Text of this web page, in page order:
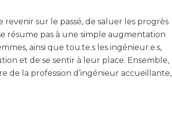
revenir sur le passé, de saluer les progrès
résume pas à une simple augmentation
ainsi que tou.te.s les ingénieur.e.s,
et de se sentir à leur place. Ensemble,
de la profession d’ingénieur accueillante,